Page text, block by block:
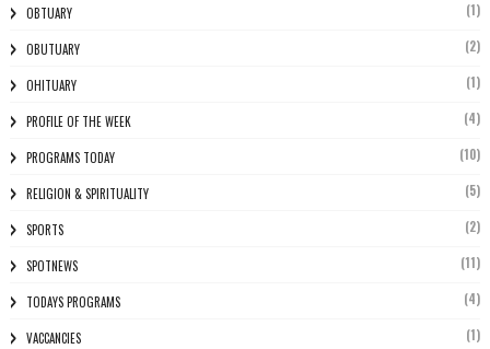
OBTUARY (1)
OBUTUARY (2)
OHITUARY (1)
PROFILE OF THE WEEK (4)
PROGRAMS TODAY (10)
RELIGION & SPIRITUALITY (5)
SPORTS (2)
SPOTNEWS (11)
TODAYS PROGRAMS (4)
VACCANCIES (1)